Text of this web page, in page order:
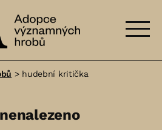
významných
> hudební kritička